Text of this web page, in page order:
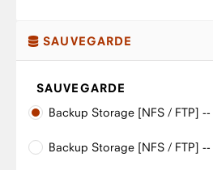
SAUVEGARDE
SAUVEGARDE
Backup Storage [NFS / FTP] --
Backup Storage [NFS / FTP] --